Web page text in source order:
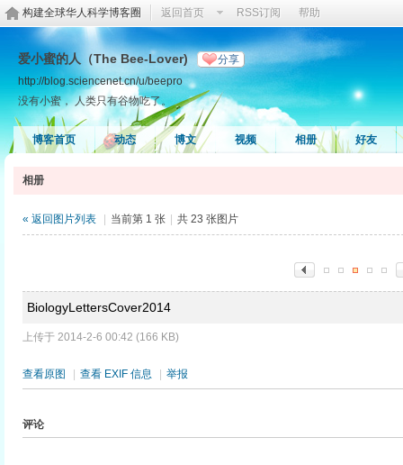
构建全球华人科学博客圈 返回首页 RSS订阅 帮助
爱小蜜的人（The Bee-Lover) 分享
http://blog.sciencenet.cn/u/beepro
没有小蜜， 人类只有谷物吃了。
博客首页 动态 博文 视频 相册 好友
相册
« 返回图片列表 当前第 1 张 共 23 张图片
BiologyLettersCover2014
上传于 2014-2-6 00:42 (166 KB)
查看原图 查看 EXIF 信息 举报
评论